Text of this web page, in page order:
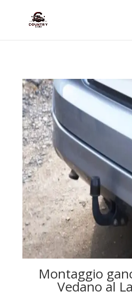
Montaggio
Vedano al